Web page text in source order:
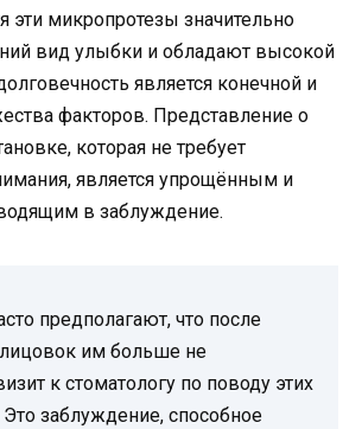
эти микропротезы значительно
вид улыбки и обладают высокой
является конечной и
факторов. Представление о
которая не требует
является упрощённым и
в заблуждение.
предполагают, что после
им больше не
к стоматологу по поводу этих
Это заблуждение, способное